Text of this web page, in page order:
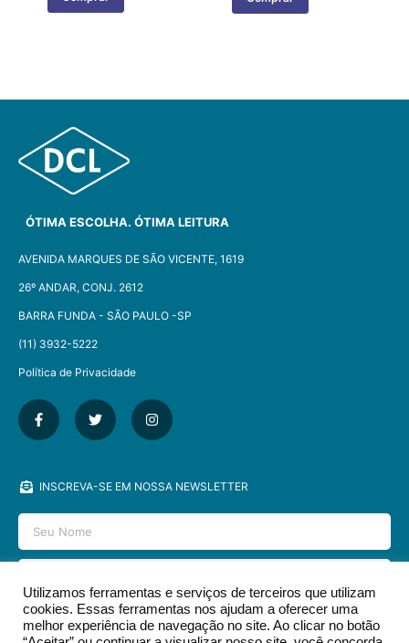
ÓTIMA ESCOLHA. ÓTIMA LEITURA
AVENIDA MARQUES DE SÃO VICENTE, 1619
26º ANDAR, CONJ. 2612
BARRA FUNDA - SÃO PAULO -SP​
(11) 3932-5222
Política de Privacidade
INSCREVA-SE EM NOSSA NEWSLETTER
ENVIAR
Utilizamos ferramentas e serviços de terceiros que utilizam
cookies. Essas ferramentas nos ajudam a oferecer uma
melhor experiência de navegação no site. Ao clicar no botão